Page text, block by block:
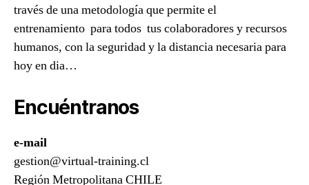
través de una metodología que permite el
entrenamiento para todos tus colaboradores y recursos
humanos, con la seguridad y la distancia necesaria para
hoy en dia…
Encuéntranos
e-mail
gestion@virtual-training.cl
Región Metropolitana CHILE